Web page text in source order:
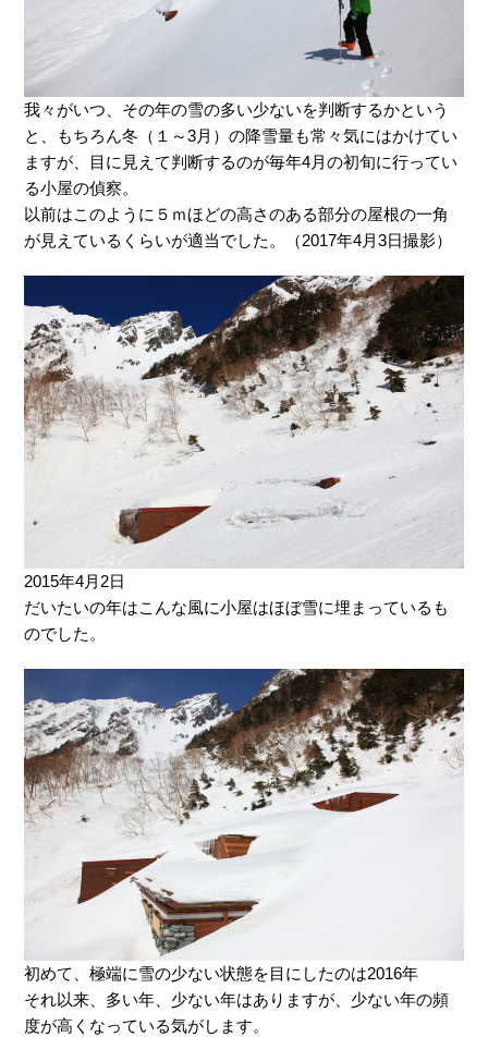
我々がいつ、その年の雪の多い少ないを判断するかという
と、もちろん冬（１～3月）の降雪量も常々気にはかけてい
ますが、目に見えて判断するのが毎年4月の初旬に行ってい
る小屋の偵察。
以前はこのように５ｍほどの高さのある部分の屋根の一角
が見えているくらいが適当でした。（2017年4月3日撮影）
2015年4月2日
だいたいの年はこんな風に小屋はほぼ雪に埋まっているも
のでした。
初めて、極端に雪の少ない状態を目にしたのは2016年
それ以来、多い年、少ない年はありますが、少ない年の頻
度が高くなっている気がします。